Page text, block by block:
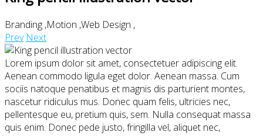
Branding ,Motion ,Web Design ,
Prev Next
Lorem ipsum dolor sit amet, consectetuer adipiscing elit.
Aenean commodo ligula eget dolor. Aenean massa. Cum
sociis natoque penatibus et magnis dis parturient montes,
nascetur ridiculus mus. Donec quam felis, ultricies nec,
pellentesque eu, pretium quis, sem. Nulla consequat massa
quis enim. Donec pede justo, fringilla vel, aliquet nec,